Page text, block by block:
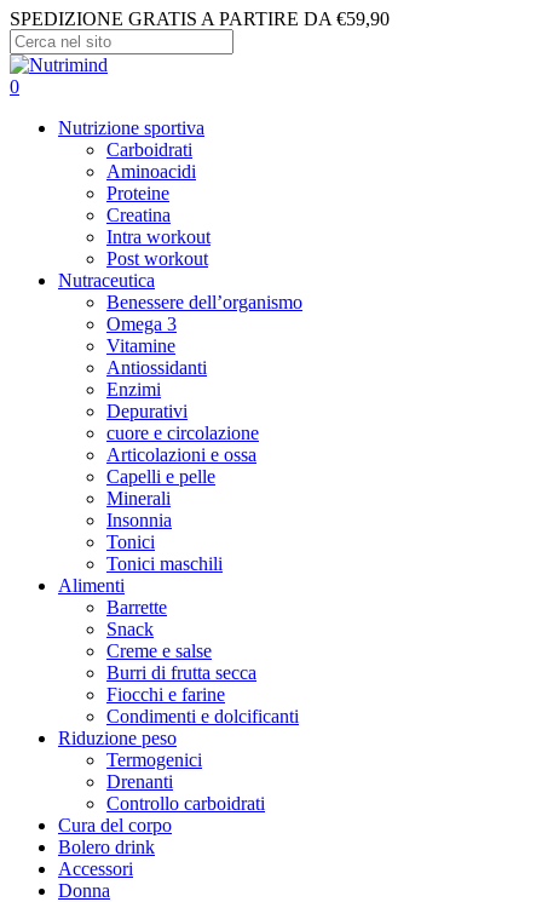
Skip
to
main
content
SPEDIZIONE GRATIS A PARTIRE DA €59,90
Close
Search
search
account
0
Nutrizione sportiva
Carboidrati
Aminoacidi
Proteine
Creatina
Intra workout
Post workout
Nutraceutica
Benessere dell’organismo
Omega 3
Vitamine
Antiossidanti
Enzimi
Depurativi
cuore e circolazione
Articolazioni e ossa
Capelli e pelle
Minerali
Insonnia
Tonici
Tonici maschili
Alimenti
Barrette
Snack
Creme e salse
Burri di frutta secca
Fiocchi e farine
Condimenti e dolcificanti
Riduzione peso
Termogenici
Drenanti
Controllo carboidrati
Cura del corpo
Bolero drink
Accessori
Donna